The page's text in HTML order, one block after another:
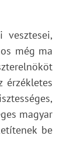
még ma
érzékletes
magyar
be